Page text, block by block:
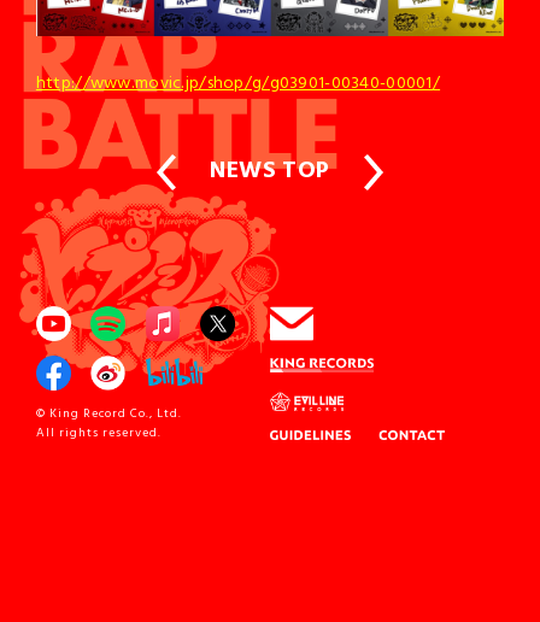
http://www.movic.jp/shop/g/g03901-00340-00001/
NEWS TOP
© King Record Co., Ltd.
All rights reserved.